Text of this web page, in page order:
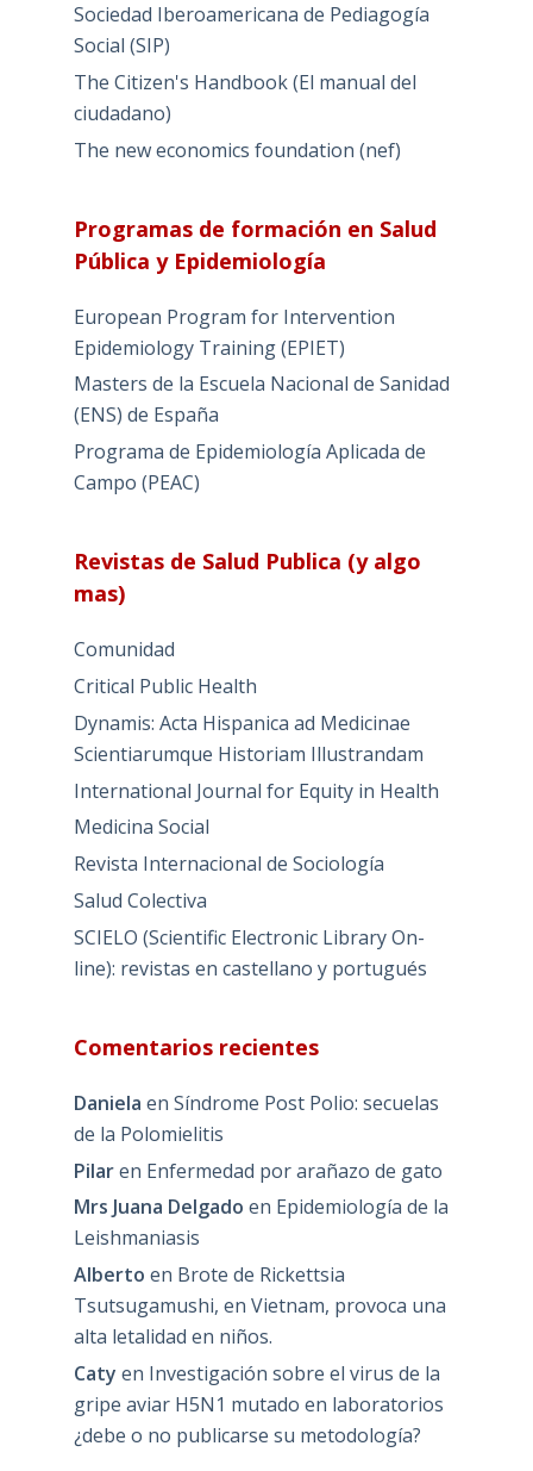
Sociedad Iberoamericana de Pediagogía
Social (SIP)
The Citizen's Handbook (El manual del
ciudadano)
The new economics foundation (nef)
Programas de formación en Salud
Pública y Epidemiología
European Program for Intervention
Epidemiology Training (EPIET)
Masters de la Escuela Nacional de Sanidad
(ENS) de España
Programa de Epidemiología Aplicada de
Campo (PEAC)
Revistas de Salud Publica (y algo
mas)
Comunidad
Critical Public Health
Dynamis: Acta Hispanica ad Medicinae
Scientiarumque Historiam Illustrandam
International Journal for Equity in Health
Medicina Social
Revista Internacional de Sociología
Salud Colectiva
SCIELO (Scientific Electronic Library On-
line): revistas en castellano y portugués
Comentarios recientes
Daniela en Síndrome Post Polio: secuelas
de la Polomielitis
Pilaren Enfermedad por arañazo de gato
Mrs Juana Delgado en Epidemiología de la
Leishmaniasis
Alberto en Brote de Rickettsia
Tsutsugamushi, en Vietnam, provoca una
alta letalidad en niños.
Caty en Investigación sobre el virus de la
gripe aviar H5N1 mutado en laboratorios
¿debe o no publicarse su metodología?